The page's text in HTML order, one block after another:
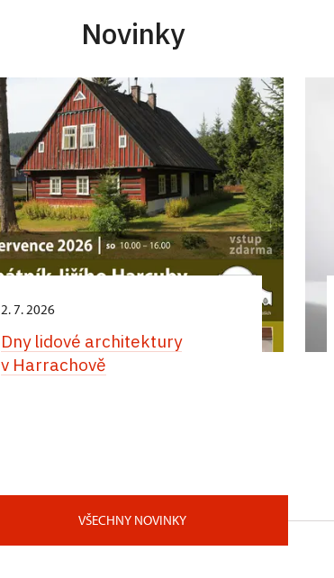
Novinky
2. 7. 2026
Dny lidové architektury
v Harrachově
VŠECHNY NOVINKY